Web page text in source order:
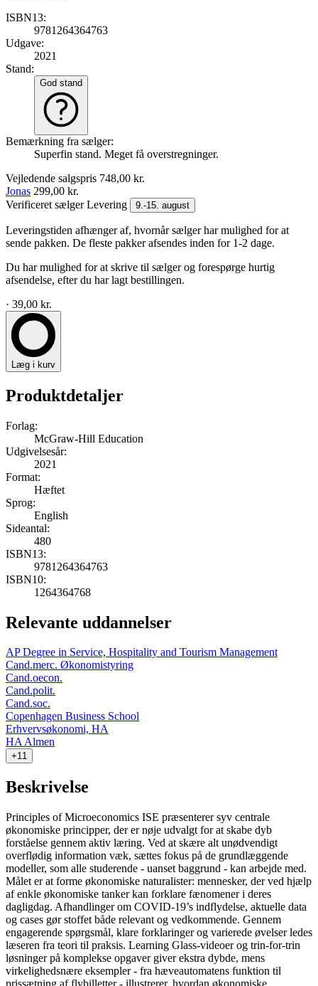
ISBN13:
9781264364763
Udgave:
2021
Stand:
God stand
Bemærkning fra sælger:
Superfin stand. Meget få overstregninger.
Vejledende salgspris 748,00 kr.
Jonas 299,00 kr.
Verificeret sælgerLevering 9.-15. august
Leveringstiden afhænger af, hvornår sælger har mulighed for at
sende pakken. De fleste pakker afsendes inden for 1-2 dage.
Du har mulighed for at skrive til sælger og forespørge hurtig
afsendelse, efter du har lagt bestillingen.
· 39,00 kr.
Læg i kurv
Produktdetaljer
Forlag:
McGraw-Hill Education
Udgivelsesår:
2021
Format:
Hæftet
Sprog:
English
Sideantal:
480
ISBN13:
9781264364763
ISBN10:
1264364768
Relevante uddannelser
AP Degree in Service, Hospitality and Tourism Management
Cand.merc. Økonomistyring
Cand.oecon.
Cand.polit.
Cand.soc.
Copenhagen Business School
Erhvervsøkonomi, HA
HA Almen
+11
Beskrivelse
Principles of Microeconomics ISE præsenterer syv centrale
økonomiske principper, der er nøje udvalgt for at skabe dyb
forståelse gennem aktiv læring. Ved at skære alt unødvendigt
overflødig information væk, sættes fokus på de grundlæggende
modeller, som alle studerende - uanset baggrund - kan arbejde med.
Målet er at forme økonomiske naturalister: mennesker, der ved hjælp
af enkle økonomiske tanker kan forklare fænomener i deres
dagligdag. Afhandlinger om COVID-19’s indflydelse, aktuelle data
og cases gør stoffet både relevant og vedkommende. Gennem
engagerende spørgsmål, klare forklaringer og varierede øvelser ledes
læseren fra teori til praksis. Learning Glass-videoer og trin-for-trin
løsninger på komplekse opgaver giver ekstra dybde, mens
virkelighedsnære eksempler - fra hæveautomatens funktion til